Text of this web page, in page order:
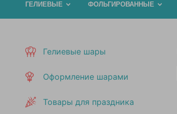
ГЕЛИЕВЫЕ ФОЛЬГИРОВАННЫЕ
Гелиевые шары
Оформление шарами
Товары для праздника